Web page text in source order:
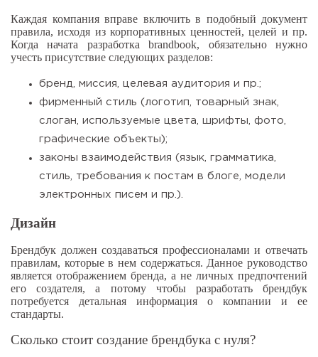
Каждая компания вправе включить в подобный документ
правила, исходя из корпоративных ценностей, целей и пр.
Когда начата разработкаbrandbook, обязательно нужно
учесть присутствие следующих разделов:
бренд, миссия, целевая аудитория и пр.;
фирменный стиль (логотип, товарный знак,
слоган, используемые цвета, шрифты, фото,
графические объекты);
законы взаимодействия (язык, грамматика,
стиль, требования к постам в блоге, модели
электронных писем и пр.).
Дизайн
Брендбук должен создаваться профессионалами и отвечать
правилам, которые в нем содержаться. Данное руководство
является отображением бренда, а не личных предпочтений
его создателя, а потому чтобы разработать брендбук
потребуется детальная информация о компании и ее
стандарты.
Сколько стоит создание брендбука с нуля?